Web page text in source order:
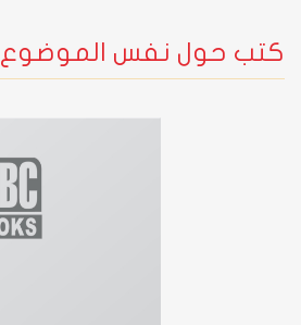
كتب حول نفس الموضوع